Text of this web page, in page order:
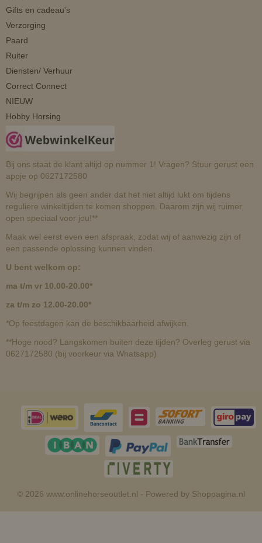
Gifts en cadeau's
Verzorging
Paard
Ruiter
Diensten/ Verhuur
Correct Connect
NIEUW
Hobby Horsing
Bij ons staat de klant altijd op nummer 1! Vragen? Stuur gerust een
appje op 0627172580
Wij begrijpen als geen ander dat het niet altijd lukt om tijdens
reguliere winkeltijden te komen shoppen. Daarom zijn wij ruimer
open speciaal voor jou!**
Maak wel eerst even een afspraak, zodat wij of aanwezig zijn of
een passende oplossing kunnen vinden.
U bent welkom op:
ma t/m vr 10.00-20.00*
za t/m zo 12.00-20.00*
*Op feestdagen kan de beschikbaarheid afwijken.
**Hoge nood? Langskomen buiten deze tijden? Overleg gerust via
0627172580 (bij voorkeur via Whatsapp)
© 2026 www.onlinehorseoutlet.nl - Powered by Shoppagina.nl